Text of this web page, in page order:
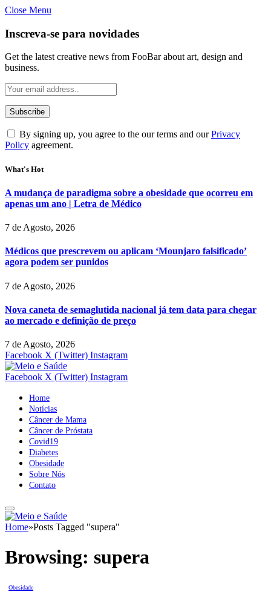
Close Menu
Inscreva-se para novidades
Get the latest creative news from FooBar about art, design and
business.
By signing up, you agree to the our terms and ourPrivacy
Policy agreement.
What's Hot
A mudança de paradigma sobre a obesidade que ocorreu em
apenas um ano | Letra de Médico
7 de Agosto, 2026
Médicos que prescrevem ou aplicam ‘Mounjaro falsificado’
agora podem ser punidos
7 de Agosto, 2026
Nova caneta de semaglutida nacional já tem data para chegar
ao mercado e definição de preço
7 de Agosto, 2026
Facebook X (Twitter) Instagram
Facebook X (Twitter) Instagram
Home
Notícias
Câncer de Mama
Câncer de Próstata
Covid19
Diabetes
Obesidade
Sobre Nós
Contato
Home»Posts Tagged "supera"
Browsing: supera
Obesidade